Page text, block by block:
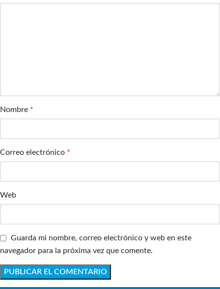
Nombre *
Correo electrónico *
Web
Guarda mi nombre, correo electrónico y web en este
navegador para la próxima vez que comente.